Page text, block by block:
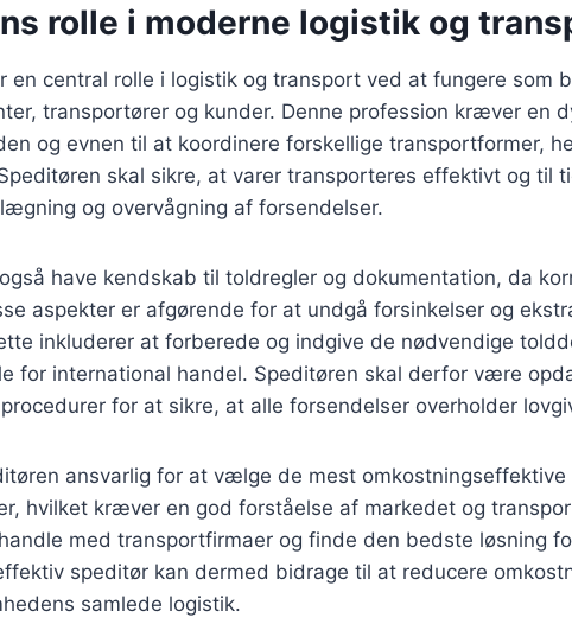
rolle i moderne logistik og
en central rolle i logistik og transport ved at fungere som
transportører og kunder. Denne profession kræver en
og evnen til at koordinere forskellige transportformer,
skal sikre, at varer transporteres effektivt og til
og overvågning af forsendelser.
have kendskab til toldregler og dokumentation, da
aspekter er afgørende for at undgå forsinkelser og
inkluderer at forberede og indgive de nødvendige
for international handel. Speditøren skal derfor være
for at sikre, at alle forsendelser overholder
ansvarlig for at vælge de mest omkostningseffektive
hvilket kræver en god forståelse af markedet og
med transportfirmaer og finde den bedste løsning
speditør kan dermed bidrage til at reducere
samlede logistik.